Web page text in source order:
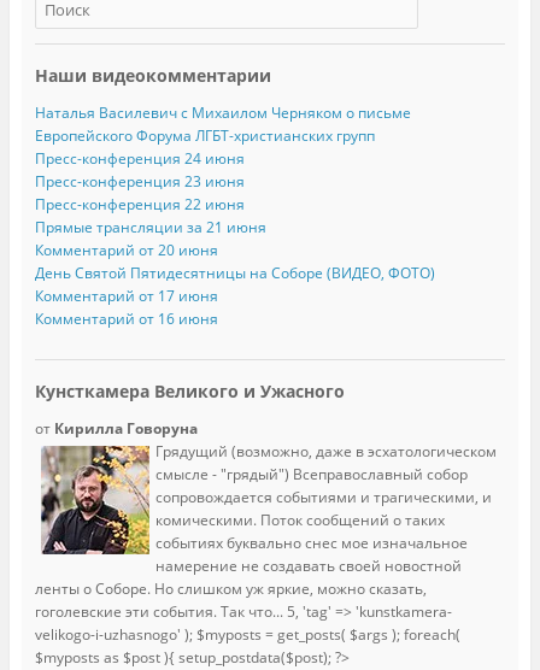
Наши видеокомментарии
Наталья Василевич с Михаилом Черняком о письме
Европейского Форума ЛГБТ-христианских групп
Пресс-конференция 24 июня
Пресс-конференция 23 июня
Пресс-конференция 22 июня
Прямые трансляции за 21 июня
Комментарий от 20 июня
День Святой Пятидесятницы на Соборе (ВИДЕО, ФОТО)
Комментарий от 17 июня
Комментарий от 16 июня
Кунсткамера Великого и Ужасного
от Кирилла Говоруна
Грядущий (возможно, даже в эсхатологическом
смысле - "грядый") Всеправославный собор
сопровождается событиями и трагическими, и
комическими. Поток сообщений о таких
событиях буквально снес мое изначальное
намерение не создавать своей новостной
ленты о Соборе. Но слишком уж яркие, можно сказать,
гоголевские эти события. Так что... 5, 'tag' => 'kunstkamera-
velikogo-i-uzhasnogo' ); $myposts = get_posts( $args ); foreach(
$myposts as $post ){ setup_postdata($post); ?>